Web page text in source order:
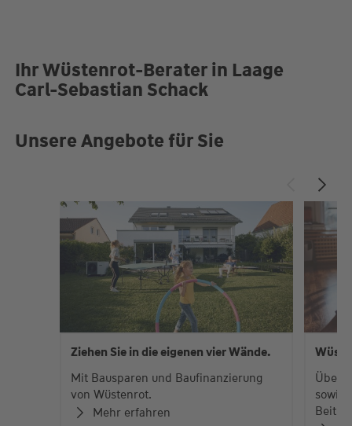
Ihr Wüstenrot-Berater in Laage
Carl-Sebastian Schack
Unsere Angebote für Sie
Ziehen Sie in die eigenen vier Wände.
Mit Bausparen und Baufinanzierung
von Wüstenrot.
Mehr erfahren
Über
sowie